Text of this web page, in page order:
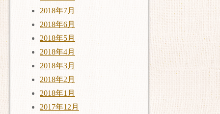
2018年7月
2018年6月
2018年5月
2018年4月
2018年3月
2018年2月
2018年1月
2017年12月